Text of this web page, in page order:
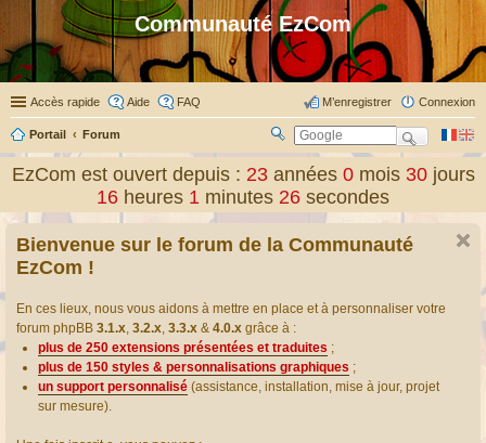
Communauté EzCom
Accès rapide Aide FAQ Connexion
M’enregistrer
Portail Forum
er
EzCom est ouvert depuis : 23 années0 mois30 jours
16 heures 1 minutes 26 secondes
Bienvenue sur le forum de la Communauté
EzCom !
En ces lieux, nous vous aidons à mettre en place et à personnaliser votre
forum phpBB 3.1.x, 3.2.x, 3.3.x & 4.0.x grâce à :
plus de 250 extensions présentées et traduites ;
plus de 150 styles & personnalisations graphiques ;
un support personnalisé (assistance, installation, mise à jour, projet
sur mesure).